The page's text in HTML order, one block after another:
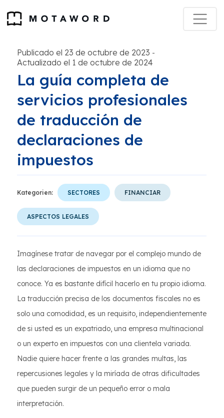
Publicado el 23 de octubre de 2023 -
Actualizado el 1 de octubre de 2024
La guía completa de
servicios profesionales
de traducción de
declaraciones de
impuestos
Kategorien: SECTORES FINANCIAR
ASPECTOS LEGALES
Imagínese tratar de navegar por el complejo mundo de
las declaraciones de impuestos en un idioma que no
conoce. Ya es bastante difícil hacerlo en tu propio idioma.
La traducción precisa de los documentos fiscales no es
solo una comodidad, es un requisito, independientemente
de si usted es un expatriado, una empresa multinacional
o un experto en impuestos con una clientela variada.
Nadie quiere hacer frente a las grandes multas, las
repercusiones legales y la miríada de otras dificultades
que pueden surgir de un pequeño error o mala
interpretación.